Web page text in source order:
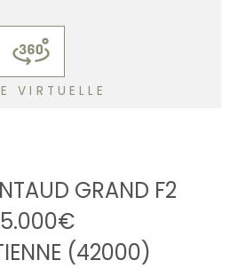
VIRTUELLE
GRAND F2
(42000)